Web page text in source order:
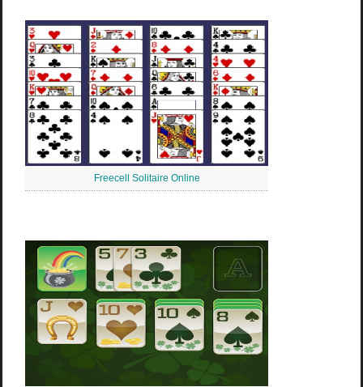
Freecell Solitaire Online